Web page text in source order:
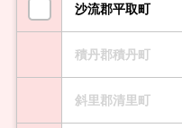
沙流郡平取町
積丹郡積丹町
斜里郡清里町